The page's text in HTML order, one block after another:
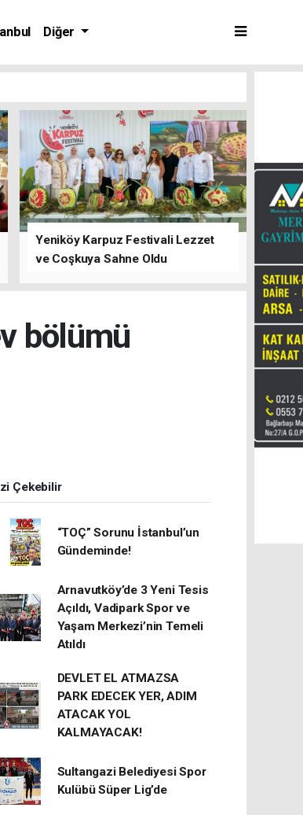
Diğer
Yeniköy Karpuz Festivali Lezzet
ve Coşkuya Sahne Oldu
bölümü
Çekebilir
“TOÇ” Sorunu İstanbul’un
Gündeminde!
Arnavutköy’de 3 Yeni Tesis
Açıldı, Vadipark Spor ve
Yaşam Merkezi’nin Temeli
Atıldı
DEVLET EL ATMAZSA
PARK EDECEK YER, ADIM
ATACAK YOL
KALMAYACAK!
Sultangazi Belediyesi Spor
Kulübü Süper Lig’de